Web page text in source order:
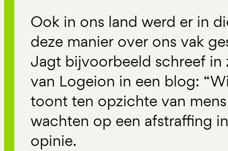
Ook in ons land werd er in
deze manier over ons vak
Jagt bijvoorbeeld schreef
van Logeion in een blog:
toont ten opzichte van
wachten op een afstraffing
opinie.